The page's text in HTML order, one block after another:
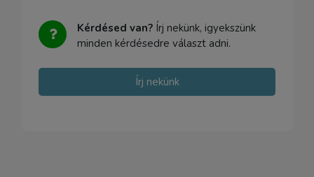
Kérdésed van? Írj nekünk, igyekszünk
minden kérdésedre választ adni.
Írj nekünk